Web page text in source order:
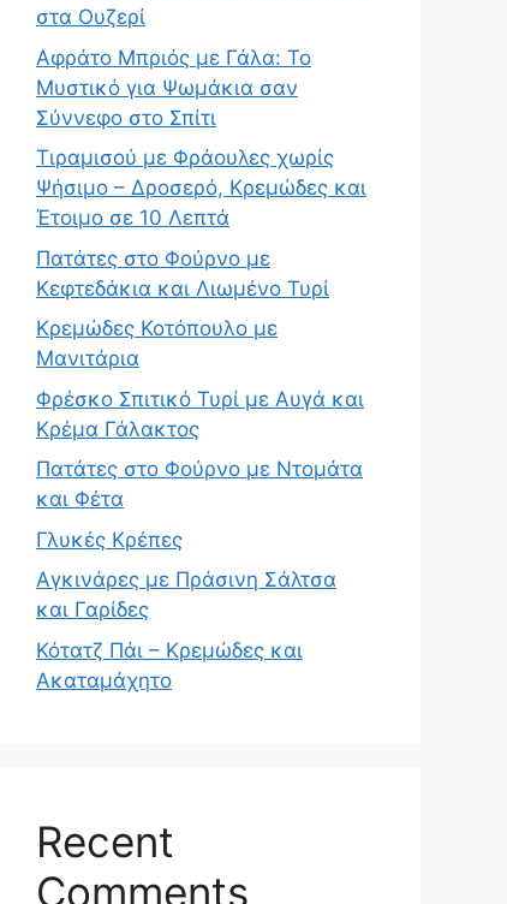
στα Ουζερί
Αφράτο Μπριός με Γάλα: Το
Μυστικό για Ψωμάκια σαν
Σύννεφο στο Σπίτι
Τιραμισού με Φράουλες χωρίς
Ψήσιμο – Δροσερό, Κρεμώδες και
Έτοιμο σε 10 Λεπτά
Πατάτες στο Φούρνο με
Κεφτεδάκια και Λιωμένο Τυρί
Κρεμώδες Κοτόπουλο με
Μανιτάρια
Φρέσκο Σπιτικό Τυρί με Αυγά και
Κρέμα Γάλακτος
Πατάτες στο Φούρνο με Ντομάτα
και Φέτα
Γλυκές Κρέπες
Αγκινάρες με Πράσινη Σάλτσα
και Γαρίδες
Κότατζ Πάι – Κρεμώδες και
Ακαταμάχητο
Recent
Comments